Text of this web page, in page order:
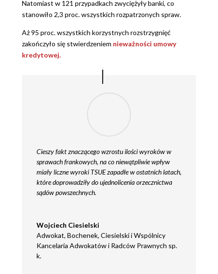
Natomiast w 121 przypadkach zwyciężyły banki, co
stanowiło 2,3 proc. wszystkich rozpatrzonych spraw.
Aż 95 proc. wszystkich korzystnych rozstrzygnięć
zakończyło się stwierdzeniem nieważności umowy
kredytowej.
Cieszy fakt znaczącego wzrostu ilości wyroków w
sprawach frankowych, na co niewątpliwie wpływ
miały liczne wyroki TSUE zapadłe w ostatnich latach,
które doprowadziły do ujednolicenia orzecznictwa
sądów powszechnych.
Wojciech Ciesielski
Adwokat, Bochenek, Ciesielski i Wspólnicy
Kancelaria Adwokatów i Radców Prawnych sp.
k.